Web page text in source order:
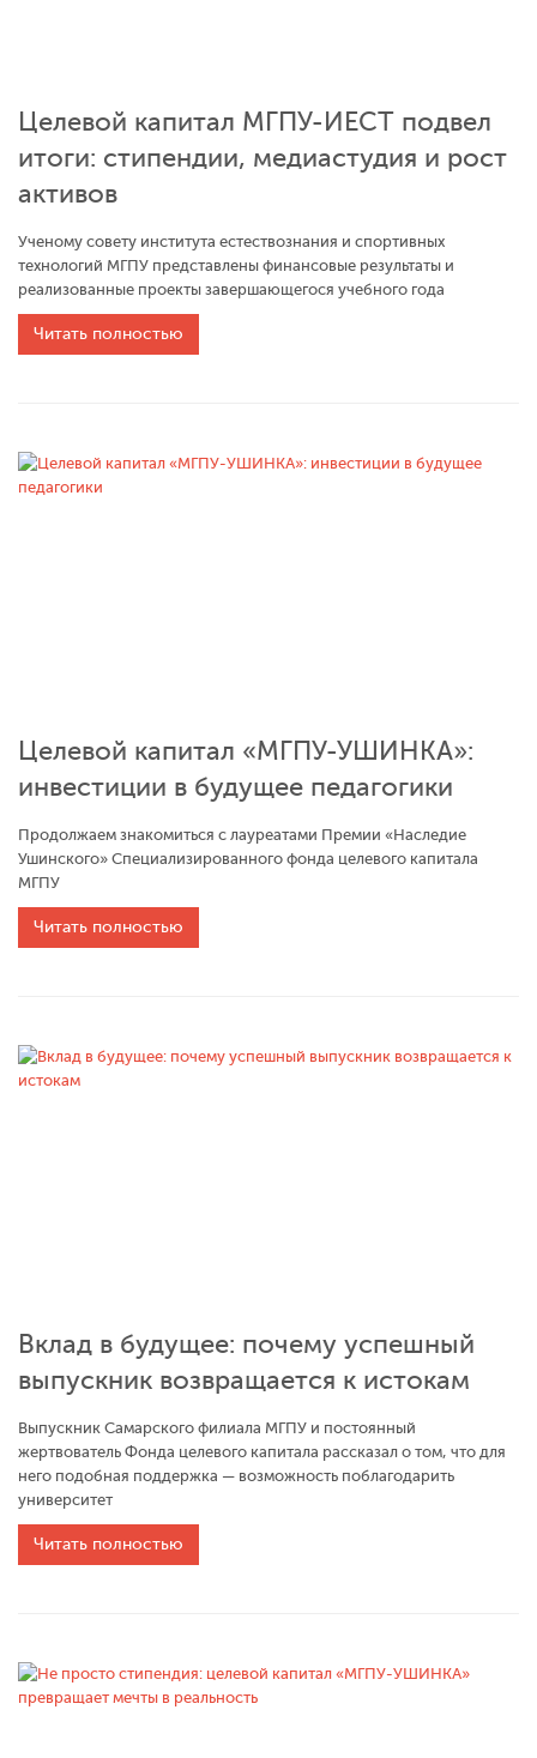
Целевой капитал МГПУ-ИЕСТ подвел
итоги: стипендии, медиастудия и рост
активов
Ученому совету института естествознания и спортивных
технологий МГПУ представлены финансовые результаты и
реализованные проекты завершающегося учебного года
Читать полностью
Целевой капитал «МГПУ-УШИНКА»:
инвестиции в будущее педагогики
Продолжаем знакомиться с лауреатами Премии «Наследие
Ушинского» Специализированного фонда целевого капитала
МГПУ
Читать полностью
Вклад в будущее: почему успешный
выпускник возвращается к истокам
Выпускник Самарского филиала МГПУ и постоянный
жертвователь Фонда целевого капитала рассказал о том, что для
него подобная поддержка — возможность поблагодарить
университет
Читать полностью